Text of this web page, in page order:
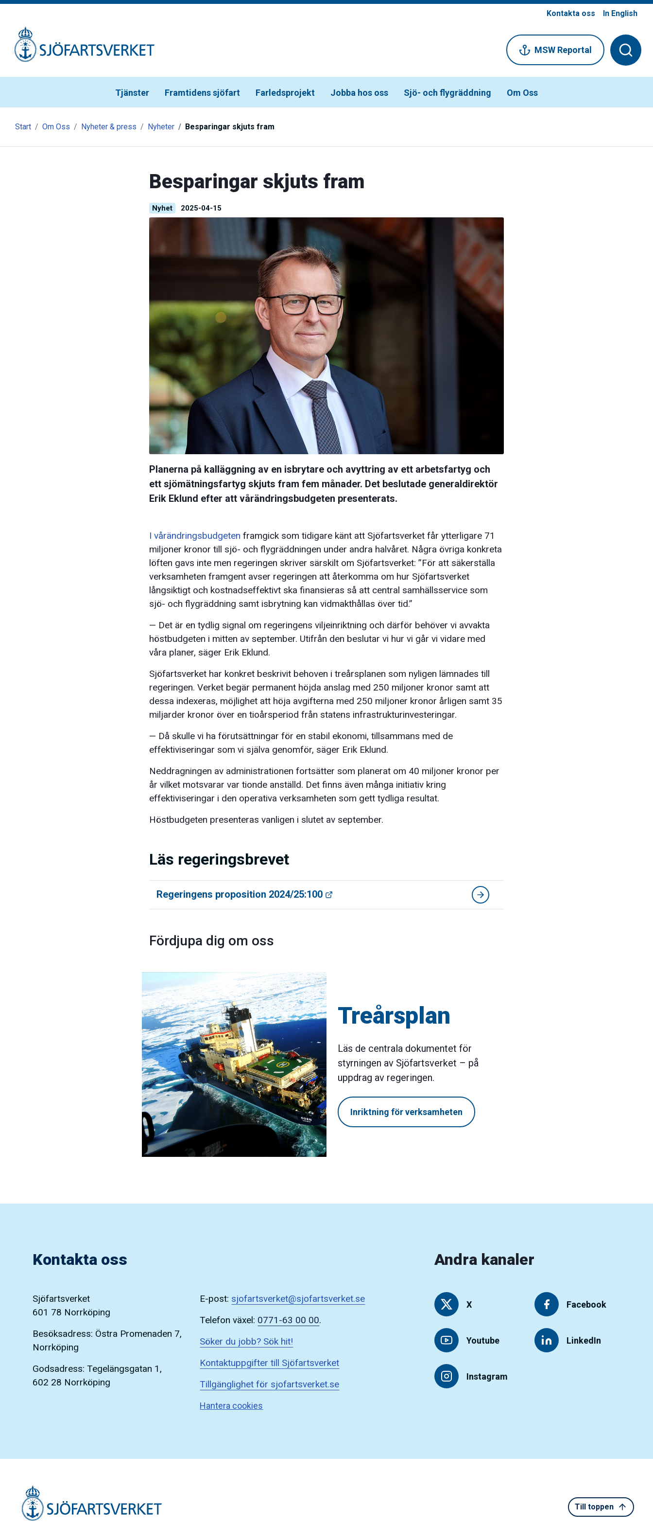
Kontakta oss In English
Tjänster Framtidens sjöfart Farledsprojekt Jobba hos oss Sjö- och flygräddning Om Oss
MSW Reportal
Start Om Oss Nyheter & press Nyheter Besparingar skjuts fram
Besparingar skjuts fram
Nyhet 2025-04-15
Planerna på kalläggning av en isbrytare och avyttring av ett arbetsfartyg och
ett sjömätningsfartyg skjuts fram fem månader. Det beslutade generaldirektör
Erik Eklund efter att vårändringsbudgeten presenterats.
I vårändringsbudgeten framgick som tidigare känt att Sjöfartsverket får ytterligare 71
miljoner kronor till sjö- och flygräddningen under andra halvåret. Några övriga konkreta
löften gavs inte men regeringen skriver särskilt om Sjöfartsverket: ”För att säkerställa
verksamheten framgent avser regeringen att återkomma om hur Sjöfartsverket
långsiktigt och kostnadseffektivt ska finansieras så att central samhällsservice som
sjö- och flygräddning samt isbrytning kan vidmakthållas över tid.”
— Det är en tydlig signal om regeringens viljeinriktning och därför behöver vi avvakta
höstbudgeten i mitten av september. Utifrån den beslutar vi hur vi går vi vidare med
våra planer, säger Erik Eklund.
Sjöfartsverket har konkret beskrivit behoven i treårsplanen som nyligen lämnades till
regeringen. Verket begär permanent höjda anslag med 250 miljoner kronor samt att
dessa indexeras, möjlighet att höja avgifterna med 250 miljoner kronor årligen samt 35
miljarder kronor över en tioårsperiod från statens infrastrukturinvesteringar.
— Då skulle vi ha förutsättningar för en stabil ekonomi, tillsammans med de
effektiviseringar som vi själva genomför, säger Erik Eklund.
Neddragningen av administrationen fortsätter som planerat om 40 miljoner kronor per
år vilket motsvarar var tionde anställd. Det finns även många initiativ kring
effektiviseringar i den operativa verksamheten som gett tydliga resultat.
Höstbudgeten presenteras vanligen i slutet av september.
Läs regeringsbrevet
Regeringens proposition 2024/25:100
Fördjupa dig om oss
Treårsplan
Läs de centrala dokumentet för
styrningen av Sjöfartsverket – på
uppdrag av regeringen.
Inriktning för verksamheten
Kontakta oss
Sjöfartsverket
601 78 Norrköping
Besöksadress: Östra Promenaden 7,
Norrköping
Godsadress: Tegelängsgatan 1,
602 28 Norrköping
E-post: sjofartsverket@sjofartsverket.se
Telefon växel: 0771-63 00 00.
Söker du jobb? Sök hit!
Kontaktuppgifter till Sjöfartsverket
Tillgänglighet för sjofartsverket.se
Hantera cookies
Andra kanaler
X
Youtube
Instagram
Facebook
LinkedIn
Till toppen